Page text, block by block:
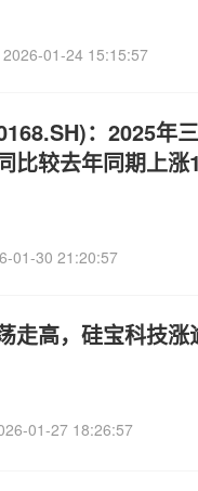
2026-01-24 15:15:57
：2025年
比较去年同期上涨
01-30 21:20:57
走高，硅宝科技涨
01-27 18:26:57